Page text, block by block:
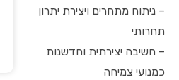
– ניתוח מתחרים ויצירת יתרון
תחרותי
– חשיבה יצירתית וחדשנות
כמנועי צמיחה